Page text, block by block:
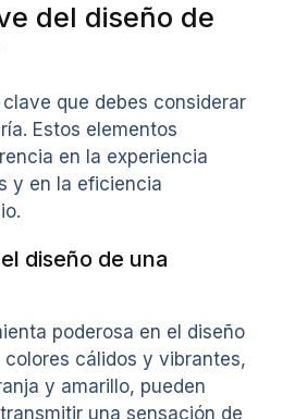
del diseño de
que debes considerar
Estos elementos
en la experiencia
y en la eficiencia
diseño de una
poderosa en el diseño
colores cálidos y vibrantes,
y amarillo, pueden
una sensación de